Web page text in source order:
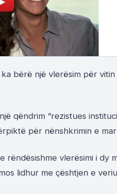
bërë një vlerësim për
qëndrim “rezistues
për nënshkrimin e
rëndësishme vlerësimi i dy
lidhur me çështjen e